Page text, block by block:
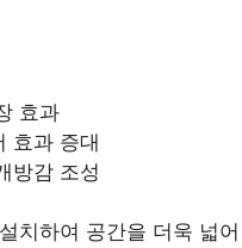
효과
효과 증대
방감 조성
치하여 공간을 더욱 넓